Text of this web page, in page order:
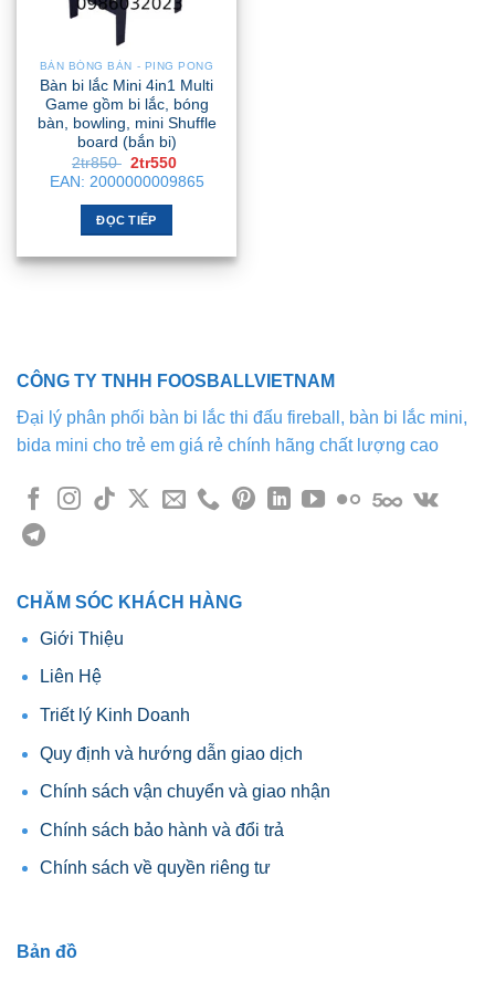
BÀN BÓNG BÀN - PING PONG
Bàn bi lắc Mini 4in1 Multi
Game gồm bi lắc, bóng
bàn, bowling, mini Shuffle
board (bắn bi)
2tr850 Giá
gốc
là:
2tr850 .
2tr550
hiện
tại
EAN: 2000000009865
ĐỌC TIẾP
CÔNG TY TNHH FOOSBALLVIETNAM
Đại lý phân phối bàn bi lắc thi đấu fireball, bàn bi lắc mini,
bida mini cho trẻ em giá rẻ chính hãng chất lượng cao
CHĂM SÓC KHÁCH HÀNG
Giới Thiệu
Liên Hệ
Triết lý Kinh Doanh
Quy định và hướng dẫn giao dịch
Chính sách vận chuyển và giao nhận
Chính sách bảo hành và đổi trả
Chính sách về quyền riêng tư
Bản đồ